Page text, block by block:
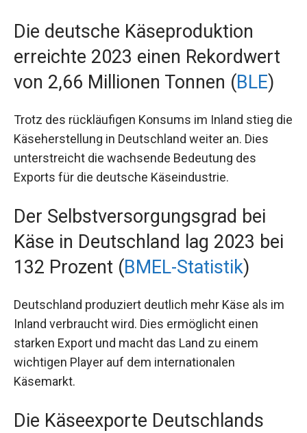
Die deutsche Käseproduktion
erreichte 2023 einen Rekordwert
von 2,66 Millionen Tonnen (BLE)
Trotz des rückläufigen Konsums im Inland stieg die
Käseherstellung in Deutschland weiter an. Dies
unterstreicht die wachsende Bedeutung des
Exports für die deutsche Käseindustrie.
Der Selbstversorgungsgrad bei
Käse in Deutschland lag 2023 bei
132 Prozent (BMEL-Statistik)
Deutschland produziert deutlich mehr Käse als im
Inland verbraucht wird. Dies ermöglicht einen
starken Export und macht das Land zu einem
wichtigen Player auf dem internationalen
Käsemarkt.
Die Käseexporte Deutschlands